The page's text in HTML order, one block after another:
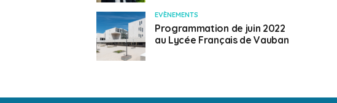
EVÈNEMENTS
Programmation de juin 2022
au Lycée Français de Vauban